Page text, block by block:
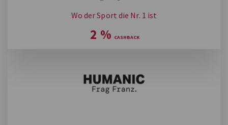
Wo der Sport die Nr. 1 ist
2 %